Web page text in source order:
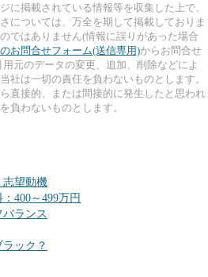
に掲載されている情報等を収集した上で、
については、万全を期して掲載しておりま
ではありません(情報に誤りがあった場合
お問合せフォーム(送信専用)からお問合せ
元のデータの変更、追加、削除などによ
社は一切の責任を負わないものとします。
直接的、または間接的に発生したと思われ
負わないものとします。
志望動機
400～499万円
ランス
ック？